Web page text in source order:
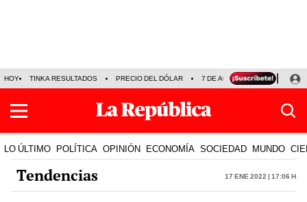
HOY TINKA RESULTADOS PRECIO DEL DÓLAR 7 DE AGOSTO OLLANTA
LO ÚLTIMO POLÍTICA OPINIÓN ECONOMÍA SOCIEDAD MUNDO
Tendencias 17 Ene 2022 | 17:06 h